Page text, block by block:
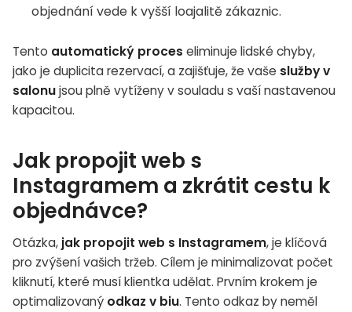
objednání vede k vyšší loajalitě zákaznic.
Tento automatický proces eliminuje lidské chyby,
jako je duplicita rezervací, a zajišťuje, že vaše služby v
salonujsou plně vytíženy v souladu s vaší nastavenou
kapacitou.
Jak propojit web s
Instagramem a zkrátit cestu k
objednávce?
Otázka, jak propojit web s Instagramem, je klíčová
pro zvýšení vašich tržeb. Cílem je minimalizovat počet
kliknutí, které musí klientka udělat. Prvním krokem je
optimalizovaný odkaz v biu. Tento odkaz by neměl